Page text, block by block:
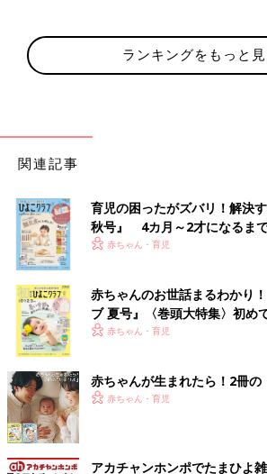
ランキングをもっと見
関連記事
育児の困ったがズバリ！解決
秋号』 4カ月～2才になるま
いっぱい！
赤ちゃん・育児
赤ちゃんのお世話まるわかり
ブ 夏号』〈巻頭大特集〉初め
く！ おっぱい・ミルクの基本
赤ちゃん・育児
赤ちゃんが生まれたら！2冊の
赤ちゃん・育児
アカチャンホンポでたまひよ